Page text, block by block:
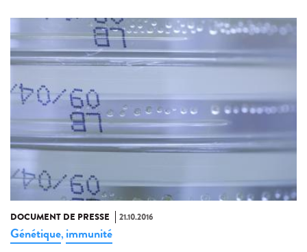
DOCUMENT DE PRESSE 21.10.2016
Génétique, immunité